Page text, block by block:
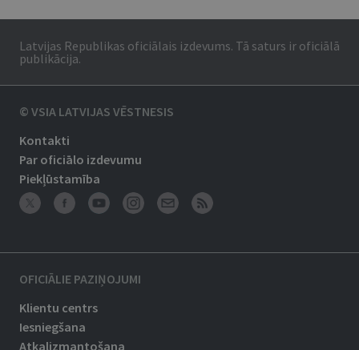
Latvijas Republikas oficiālais izdevums. Tā saturs ir oficiālā
publikācija.
© VSIA LATVIJAS VĒSTNESIS
Kontakti
Par oficiālo izdevumu
Piekļūstamība
OFICIĀLIE PAZIŅOJUMI
Klientu centrs
Iesniegšana
Atkalizmantošana